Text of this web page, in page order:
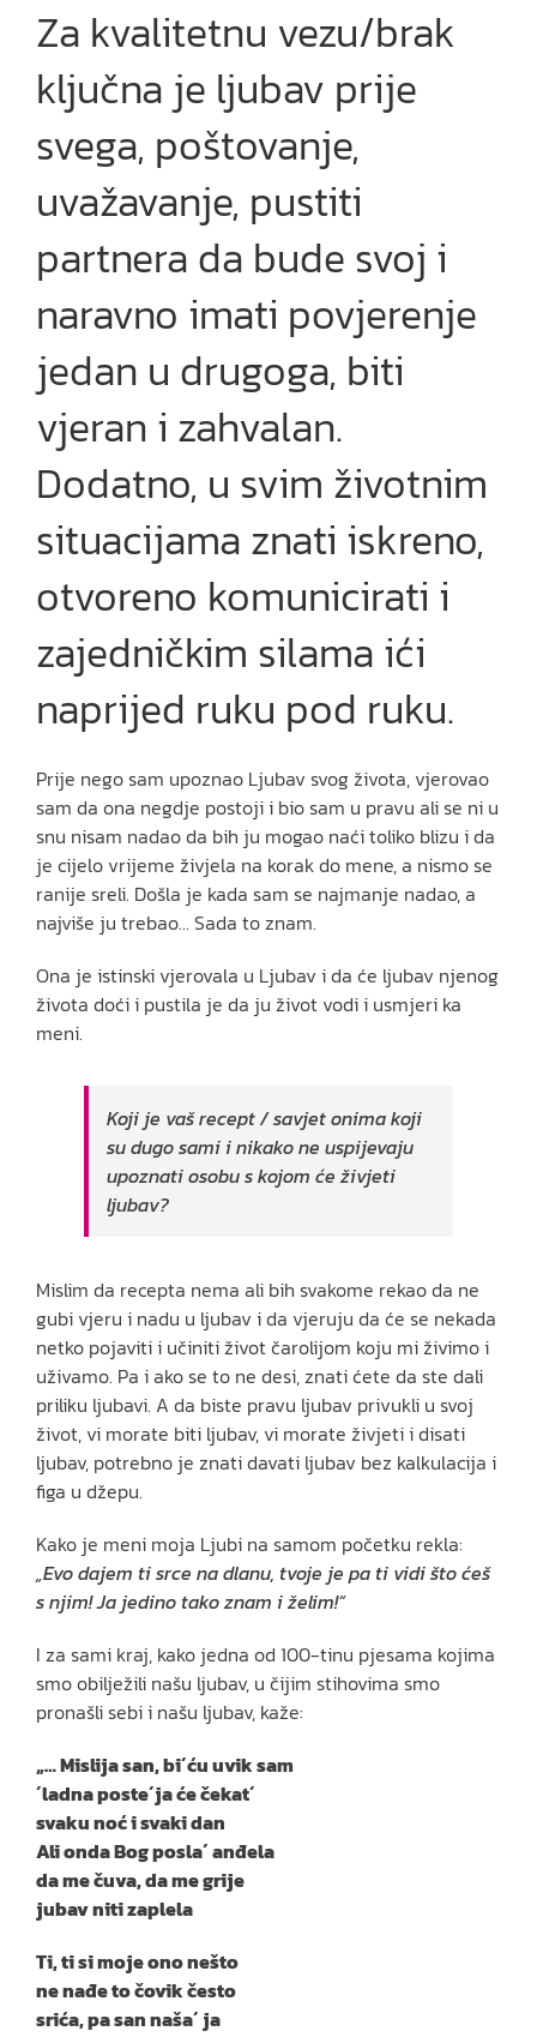
Za kvalitetnu vezu/brak
ključna je ljubav prije
svega, poštovanje,
uvažavanje, pustiti
partnera da bude svoj i
naravno imati povjerenje
jedan u drugoga, biti
vjeran i zahvalan.
Dodatno, u svim životnim
situacijama znati iskreno,
otvoreno komunicirati i
zajedničkim silama ići
naprijed ruku pod ruku.
Prije nego sam upoznao Ljubav svog života, vjerovao
sam da ona negdje postoji i bio sam u pravu ali se ni u
snu nisam nadao da bih ju mogao naći toliko blizu i da
je cijelo vrijeme živjela na korak do mene, a nismo se
ranije sreli. Došla je kada sam se najmanje nadao, a
najviše ju trebao… Sada to znam.
Ona je istinski vjerovala u Ljubav i da će ljubav njenog
života doći i pustila je da ju život vodi i usmjeri ka
meni.
Koji je vaš recept / savjet onima koji
su dugo sami i nikako ne uspijevaju
upoznati osobu s kojom će živjeti
ljubav?
Mislim da recepta nema ali bih svakome rekao da ne
gubi vjeru i nadu u ljubav i da vjeruju da će se nekada
netko pojaviti i učiniti život čarolijom koju mi živimo i
uživamo. Pa i ako se to ne desi, znati ćete da ste dali
priliku ljubavi. A da biste pravu ljubav privukli u svoj
život, vi morate biti ljubav, vi morate živjeti i disati
ljubav, potrebno je znati davati ljubav bez kalkulacija i
figa u džepu.
Kako je meni moja Ljubi na samom početku rekla:
„Evo dajem ti srce na dlanu, tvoje je pa ti vidi što ćeš
s njim! Ja jedino tako znam i želim!“
I za sami kraj, kako jedna od 100-tinu pjesama kojima
smo obilježili našu ljubav, u čijim stihovima smo
pronašli sebi i našu ljubav, kaže:
„… Mislija san, bi´ću uvik sam
´ladna poste´ja će čekat´
svaku noć i svaki dan
Ali onda Bog posla´ anđela
da me čuva, da me grije
jubav niti zaplela
Ti, ti si moje ono nešto
ne nađe to čovik često
srića, pa san naša´ ja